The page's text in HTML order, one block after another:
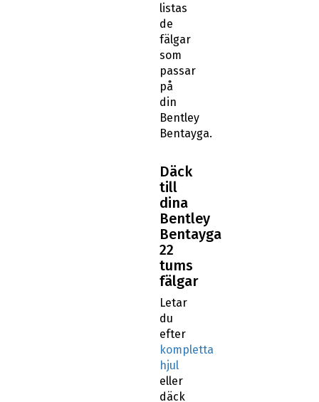
listas
de
fälgar
som
passar
på
din
Bentley
Bentayga.
Däck
till
dina
Bentley
Bentayga
22
tums
fälgar
Letar
du
efter
kompletta
hjul
eller
däck